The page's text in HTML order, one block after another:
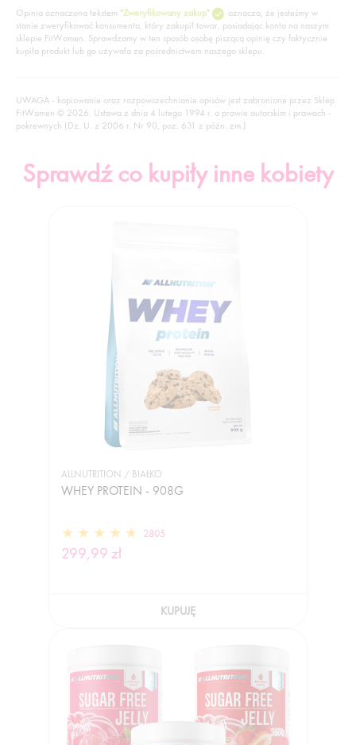
Opinia oznaczona tekstem "Zweryfikowany zakup"
oznacza, że jesteśmy w
stanie zweryfikować konsumenta, który zakupił towar, posiadając konto na naszym
sklepie FitWomen. Sprawdzamy w ten sposób osobę piszącą opinię czy faktycznie
kupiła produkt lub go używała za pośrednictwem naszego sklepu.
UWAGA - kopiowanie oraz rozpowszechnianie opisów jest zabronione przez Sklep
FitWomen © 2026. Ustawa z dnia 4 lutego 1994 r. o prawie autorskim i prawach -
pokrewnych (Dz. U. z 2006 r. Nr 90, poz. 631 z późn. zm.)
Sprawdź co kupiły inne kobiety
ALLNUTRITION / BIAŁKO
WHEY PROTEIN - 908G
2805
299,99 zł
KUPUJĘ